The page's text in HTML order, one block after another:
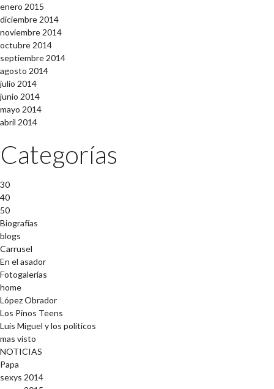
enero 2015
diciembre 2014
noviembre 2014
octubre 2014
septiembre 2014
agosto 2014
julio 2014
junio 2014
mayo 2014
abril 2014
Categorías
30
40
50
Biografías
blogs
Carrusel
En el asador
Fotogalerías
home
López Obrador
Los Pinos Teens
Luis Miguel y los políticos
mas visto
NOTICIAS
Papa
sexys 2014